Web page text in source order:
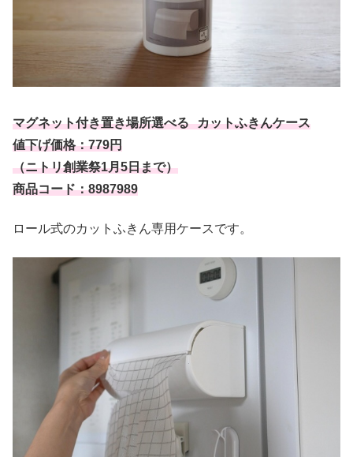
マグネット付き置き場所選べる カットふきんケース
値下げ価格：779円
（ニトリ創業祭1月5日まで）
商品コード：8987989
ロール式のカットふきん専用ケースです。